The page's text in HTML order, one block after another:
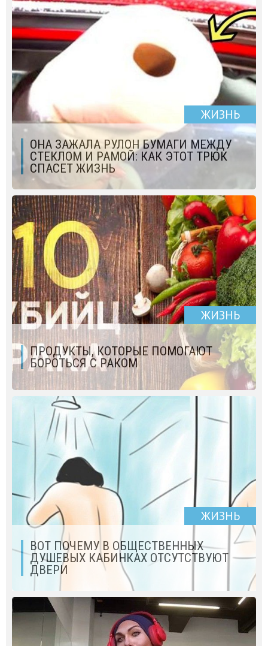
ЖИЗНЬ
ОНА ЗАЖАЛА РУЛОН БУМАГИ МЕЖДУ
СТЕКЛОМ И РАМОЙ: КАК ЭТОТ ТРЮК
СПАСЕТ ЖИЗНЬ
ЖИЗНЬ
ПРОДУКТЫ, КОТОРЫЕ ПОМОГАЮТ
БОРОТЬСЯ С РАКОМ
ЖИЗНЬ
ВОТ ПОЧЕМУ В ОБЩЕСТВЕННЫХ
ДУШЕВЫХ КАБИНКАХ ОТСУТСТВУЮТ
ДВЕРИ